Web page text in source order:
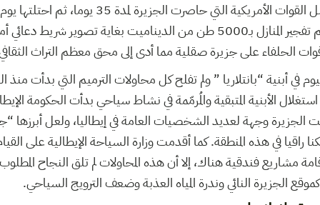
هذه العملية مدمرا، إذ تم تفجير المنازل بـ5000 طن من الديناميت بغاية
الحلفاء على جزيرة صقلية مما أدى إلى محق معظم التراث
في أبنية “بانتلاريا ” ولم تفلح كل محاولات الترميم التي بدأت
الأبنية المتبقية والمُرمّمة في نشاط سياحي بدأت الحكومة
وجهة لعديد الشخصيات العامة في إيطاليا، ولعل أبرزها
راقيا في هذه المنطقة. كما أقدمت وزارة السياحة الإيطالية على
مشاريع فندقية هناك، إلا أن هذه المحاولات لم تلق النجاح
الجزيرة النائي وندرة المياه العذبة وضعف الترويج السياحي.